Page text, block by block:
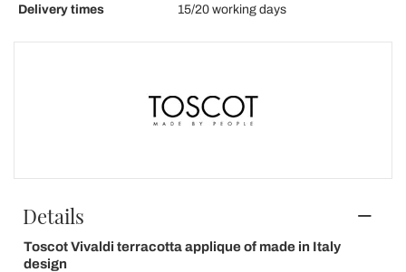
Delivery times
15/20 working days
Details
Toscot Vivaldi terracotta applique of made in Italy
design